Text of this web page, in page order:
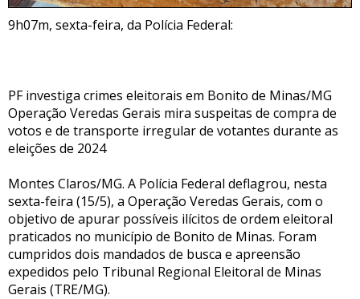
9h07m, sexta-feira, da Polícia Federal:
PF investiga crimes eleitorais em Bonito de Minas/MG
Operação Veredas Gerais mira suspeitas de compra de
votos e de transporte irregular de votantes durante as
eleições de 2024
Montes Claros/MG. A Polícia Federal deflagrou, nesta
sexta-feira (15/5), a Operação Veredas Gerais, com o
objetivo de apurar possíveis ilícitos de ordem eleitoral
praticados no município de Bonito de Minas. Foram
cumpridos dois mandados de busca e apreensão
expedidos pelo Tribunal Regional Eleitoral de Minas
Gerais (TRE/MG).